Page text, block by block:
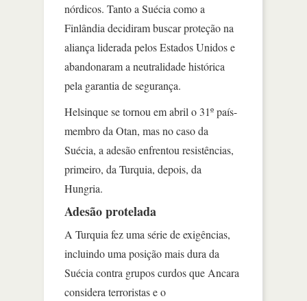
nórdicos. Tanto a Suécia como a
Finlândia decidiram buscar proteção na
aliança liderada pelos Estados Unidos e
abandonaram a neutralidade histórica
pela garantia de segurança.
Helsinque se tornou em abril o 31º país-
membro da Otan, mas no caso da
Suécia, a adesão enfrentou resistências,
primeiro, da Turquia, depois, da
Hungria.
Adesão protelada
A Turquia fez uma série de exigências,
incluindo uma posição mais dura da
Suécia contra grupos curdos que Ancara
considera terroristas e o